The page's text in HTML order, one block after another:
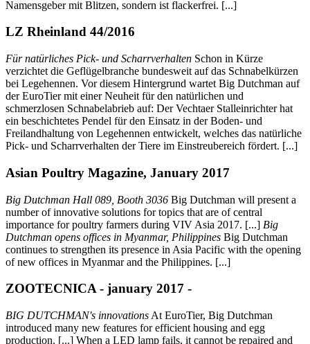
Namensgeber mit Blitzen, sondern ist flackerfrei. [...]
LZ Rheinland 44/2016
Für natürliches Pick- und Scharrverhalten Schon in Kürze
verzichtet die Geflügelbranche bundesweit auf das Schnabelkürzen
bei Legehennen. Vor diesem Hintergrund wartet Big Dutchman auf
der EuroTier mit einer Neuheit für den natürlichen und
schmerzlosen Schnabelabrieb auf: Der Vechtaer Stalleinrichter hat
ein beschichtetes Pendel für den Einsatz in der Boden- und
Freilandhaltung von Legehennen entwickelt, welches das natürliche
Pick- und Scharrverhalten der Tiere im Einstreubereich fördert. [...]
Asian Poultry Magazine, January 2017
Big Dutchman Hall 089, Booth 3036 Big Dutchman will present a
number of innovative solutions for topics that are of central
importance for poultry farmers during VIV Asia 2017. [...] Big
Dutchman opens offices in Myanmar, Philippines Big Dutchman
continues to strengthen its presence in Asia Pacific with the opening
of new offices in Myanmar and the Philippines. [...]
ZOOTECNICA - january 2017 -
BIG DUTCHMAN's innovations At EuroTier, Big Dutchman
introduced many new features for efficient housing and egg
production. [...] When a LED lamp fails, it cannot be repaired and